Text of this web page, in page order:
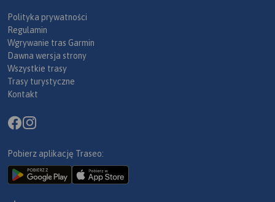
Polityka prywatności
Regulamin
Wgrywanie tras Garmin
Dawna wersja strony
Wszystkie trasy
Trasy turystyczne
Kontakt
Pobierz aplikację Traseo: